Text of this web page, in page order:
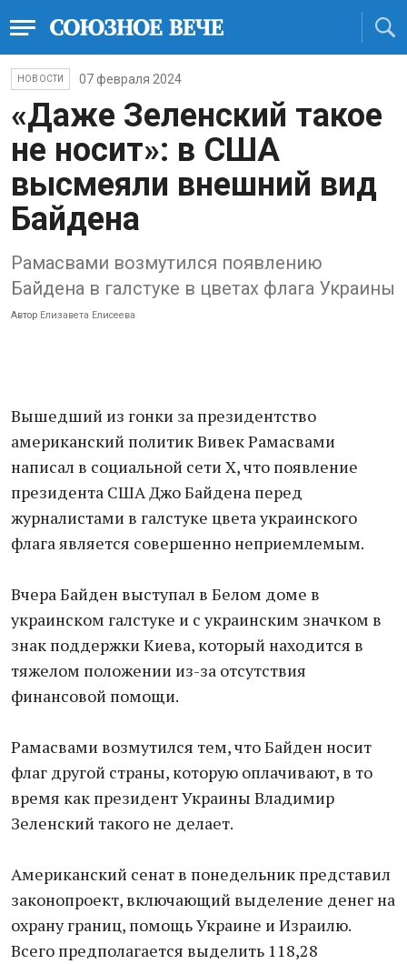
НОВОСТИ 07 февраля 2024
«Даже Зеленский такое
не носит»: в США
высмеяли внешний вид
Байдена
Рамасвами возмутился появлению
Байдена в галстуке в цветах флага Украины
Автор Елизавета Елисеева
Вышедший из гонки за президентство
американский политик Вивек Рамасвами
написал в социальной сети Х, что появление
президента США Джо Байдена перед
журналистами в галстуке цвета украинского
флага является совершенно неприемлемым.
Вчера Байден выступал в Белом доме в
украинском галстуке и с украинским значком в
знак поддержки Киева, который находится в
тяжелом положении из-за отсутствия
финансовой помощи.
Рамасвами возмутился тем, что Байден носит
флаг другой страны, которую оплачивают, в то
время как президент Украины Владимир
Зеленский такого не делает.
Американский сенат в понедельник представил
законопроект, включающий выделение денег на
охрану границ, помощь Украине и Израилю.
Всего предполагается выделить 118,28